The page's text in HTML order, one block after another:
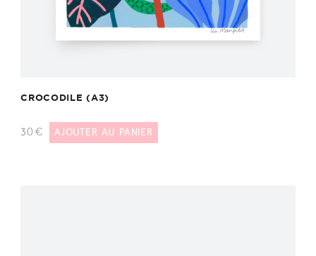
CROCODILE (A3)
30€ AJOUTER AU PANIER